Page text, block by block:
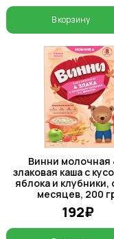
В корзину
Винни молочная
злаковая каша с
яблока и клубники,
месяцев, 200
192₽